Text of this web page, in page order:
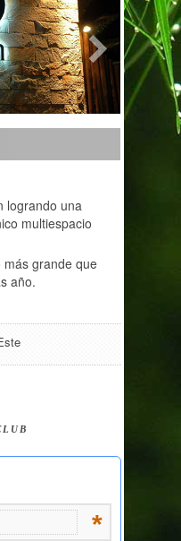
logrando una
multiespacio
grande que
año.
*